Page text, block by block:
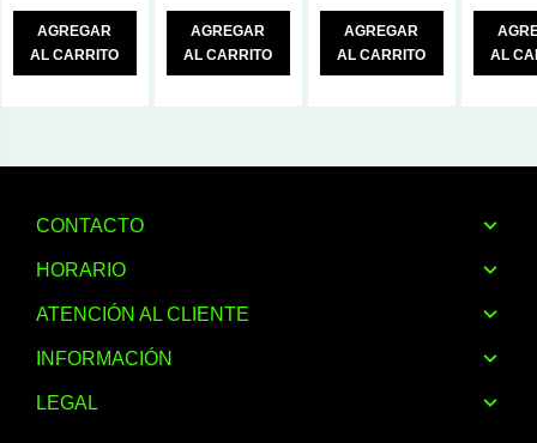
AGREGAR
AL CARRITO
AGREGAR
AL CARRITO
AGREGAR
AL CARRITO
AL
CONTACTO
HORARIO
ATENCIÓN AL CLIENTE
INFORMACIÓN
LEGAL